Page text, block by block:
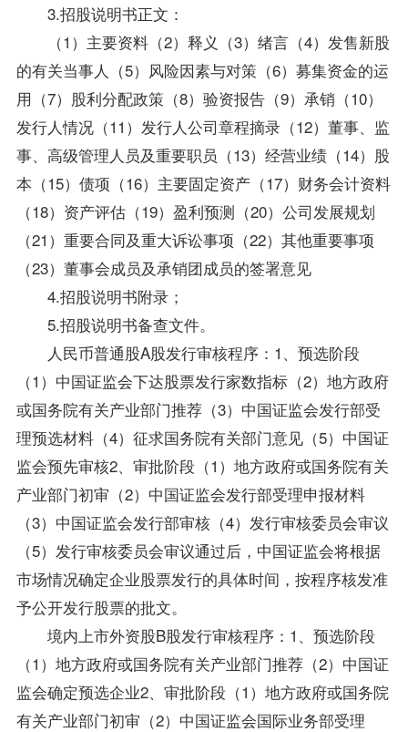
3.招股说明书正文：
（1）主要资料（2）释义（3）绪言（4）发售新股
的有关当事人（5）风险因素与对策（6）募集资金的运
用（7）股利分配政策（8）验资报告（9）承销（10）
发行人情况（11）发行人公司章程摘录（12）董事、监
事、高级管理人员及重要职员（13）经营业绩（14）股
本（15）债项（16）主要固定资产（17）财务会计资料
（18） 资产评估（19）盈利预测（20）公司发展规划
（21）重要合同及重大诉讼事项（22）其他重要事项
（23）董事会成员及承销团成员的签署意见
4.招股说明书附录；
5.招股说明书备查文件。
人民币普通股A股发行审核程序：1、预选阶段
（1）中国证监会下达股票发行家数指标（2）地方政府
或国务院有关产业部门推荐（3）中国证监会发行部受
理预选材料（4）征求国务院有关部门意见（5）中国证
监会预先审核2、审批阶段（1）地方政府或国务院有关
产业部门初审（2）中国证监会发行部受理申报材料
（3）中国证监会发行部审核（4）发行审核委员会审议
（5）发行审核委员会审议通过后，中国证监会将根据
市场情况确定企业股票发行的具体时间，按程序核发准
予公开发行股票的批文。
境内上市外资股B股发行审核程序：1、预选阶段
（1）地方政府或国务院有关产业部门推荐（2）中国证
监会确定预选企业2、审批阶段（1）地方政府或国务院
有关产业部门初审（2）中国证监会国际业务部受理